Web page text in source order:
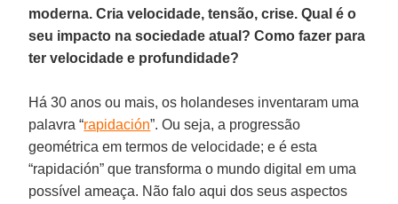
moderna. Cria velocidade, tensão, crise. Qual é o
seu impacto na sociedade atual? Como fazer para
ter velocidade e profundidade?
Há 30 anos ou mais, os holandeses inventaram uma
palavra “rapidación”. Ou seja, a progressão
geométrica em termos de velocidade; e é esta
“rapidación” que transforma o mundo digital em uma
possível ameaça. Não falo aqui dos seus aspectos